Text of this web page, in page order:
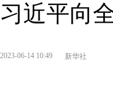
习近平向
2023-06-14 10:49 新华社